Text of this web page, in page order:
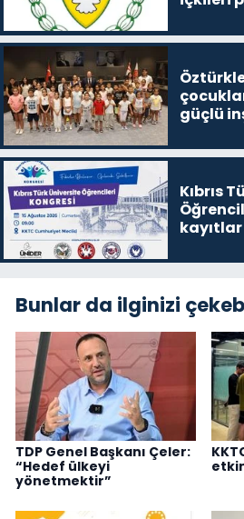
güçlü
Kıbrıs
Bunlar da ilginizi
TDP Genel Başkanı Çeler:
“Hedef ülkeyi
yönetmektir”